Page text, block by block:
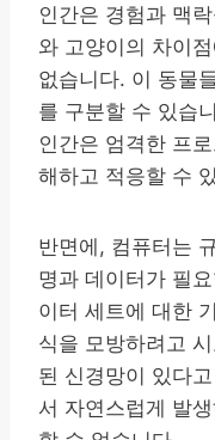
인간은 경험과 맥
와 고양이의 차이
없습니다. 이 동물
를 구분할 수 있습
인간은 엄격한 프
해하고 적응할 수
반면에, 컴퓨터는
명과 데이터가 필
이터 세트에 대한
식을 모방하려고
된 신경망이 있다
서 자연스럽게 발